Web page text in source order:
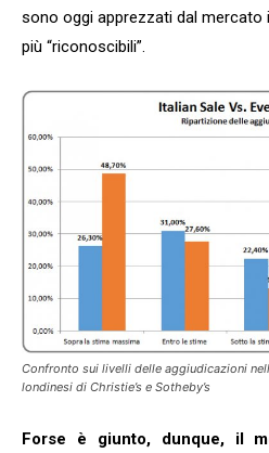
sono oggi apprezzati dal mercato
più “riconoscibili”.
Confronto sui livelli delle aggiudicazioni
londinesi di Christie’s e Sotheby’s
Forse è giunto, dunque, il